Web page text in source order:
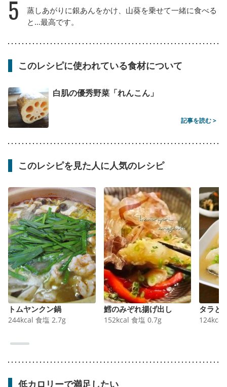
5
蒸しあがりに銀あんをかけ、山葵を乗せて一緒に食べる
と…最高です。
このレシピに使われている食材について
白肌の優秀野菜「れんこん」
記事を読む >
このレシピを見た人に人気のレシピ
トムヤンクン鍋
244kcal 食塩 2.7g
鱈のみぞれ揚げ出し
152kcal 食塩 0.7g
タラと
124kcal
低カロリーで満足したい